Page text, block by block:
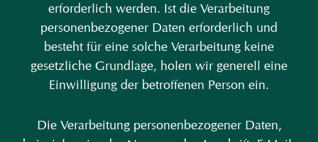
erforderlich werden. Ist die Verarbeitung
personenbezogener Daten erforderlich und
besteht für eine solche Verarbeitung keine
gesetzliche Grundlage, holen wir generell eine
Einwilligung der betroffenen Person ein.
Die Verarbeitung personenbezogener Daten,